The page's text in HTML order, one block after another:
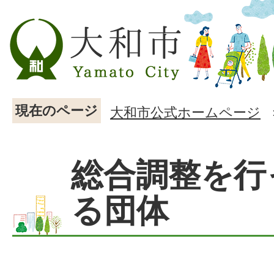
現在のページ 大和市公式ホームページ
総合調整を
る団体